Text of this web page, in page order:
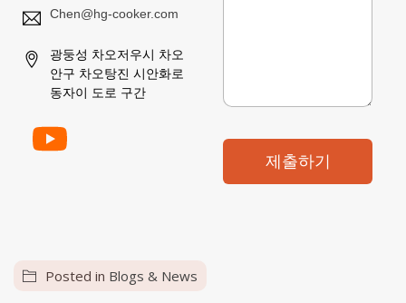
Chen@hg-cooker.com
광둥성 차오저우시 차오
안구 차오탕진 시안화로
동자이 도로 구간
제출하기
Posted in Blogs & News